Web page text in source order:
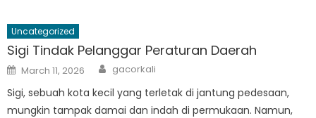
Uncategorized
Sigi Tindak Pelanggar Peraturan Daerah
Posted
on
March 11, 2026 Author
gacorkali
Sigi, sebuah kota kecil yang terletak di jantung pedesaan,
mungkin tampak damai dan indah di permukaan. Namun,